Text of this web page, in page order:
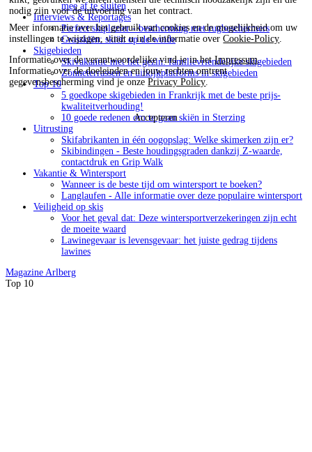
nodig zijn voor de uitvoering van het contract.
Meer informatie over het gebruik van cookies en de mogelijkheid om uw
instellingen te wijzigen, vindt u in de informatie overCookie-Policy.
Informatie over de verantwoordelijke vind je in hetImpressum.
Informatie over de doeleinden en jouw rechten omtrent
gegevensbescherming vind je onzePrivacy Policy.
Accepteren
mee af te sluiten
Interviews & Reportages
Perfect skiplezier - bescherming met rugbeschermers
Grasskiën: skiën op de weide
Skigebieden
Skivakantie met het gezin: familievriendelijke skigebieden
Zonneterrassen en uitkijkplatforms in skigebieden
Top 10
5 goedkope skigebieden in Frankrijk met de beste prijs-
kwaliteitverhouding!
10 goede redenen om te gaan skiën in Sterzing
Uitrusting
Skifabrikanten in één oogopslag: Welke skimerken zijn er?
Skibindingen - Beste houdingsgraden dankzij Z-waarde,
contactdruk en Grip Walk
Vakantie & Wintersport
Wanneer is de beste tijd om wintersport te boeken?
Langlaufen - Alle informatie over deze populaire wintersport
Veiligheid op skis
Voor het geval dat: Deze wintersportverzekeringen zijn echt
de moeite waard
Lawinegevaar is levensgevaar: het juiste gedrag tijdens
lawines
Magazine Arlberg
Top 10